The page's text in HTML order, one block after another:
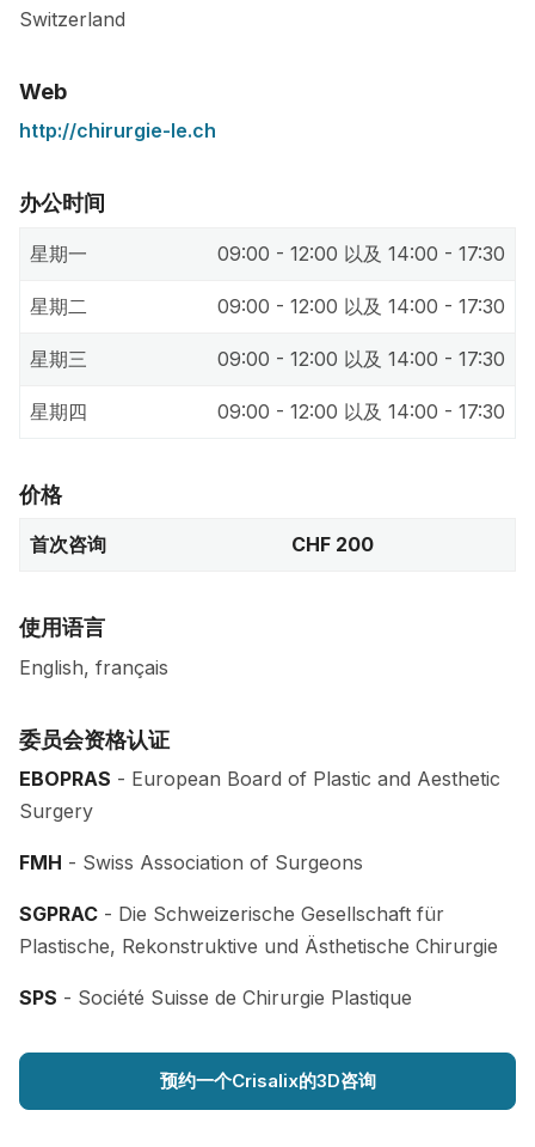
Switzerland
Web
http://chirurgie-le.ch
办公时间
星期一 09:00 - 12:00 以及 14:00 - 17:30
星期二 09:00 - 12:00 以及 14:00 - 17:30
星期三 09:00 - 12:00 以及 14:00 - 17:30
星期四 09:00 - 12:00 以及 14:00 - 17:30
价格
首次咨询 CHF 200
使用语言
English, français
委员会资格认证
EBOPRAS - European Board of Plastic and Aesthetic
Surgery
FMH - Swiss Association of Surgeons
SGPRAC - Die Schweizerische Gesellschaft für
Plastische, Rekonstruktive und Ästhetische Chirurgie
SPS - Société Suisse de Chirurgie Plastique
预约一个Crisalix的3D咨询